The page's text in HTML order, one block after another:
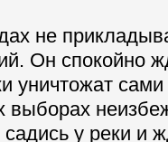
не
Он спокойно
уничтожат
выборах
у реки и